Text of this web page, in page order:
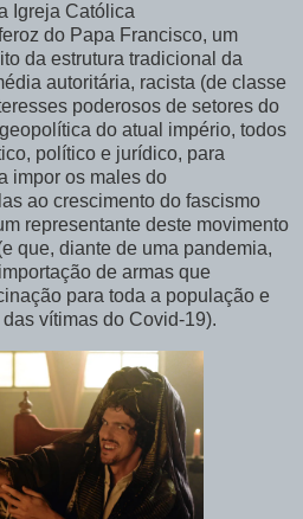
Igreja Católica
do Papa Francisco, um
da estrutura tradicional da
autoritária, racista (de classe
poderosos de setores do
do atual império, todos
político e jurídico, para
impor os males do
ao crescimento do fascismo
representante deste movimento
que, diante de uma pandemia,
de armas que
para toda a população e
vítimas do Covid-19).